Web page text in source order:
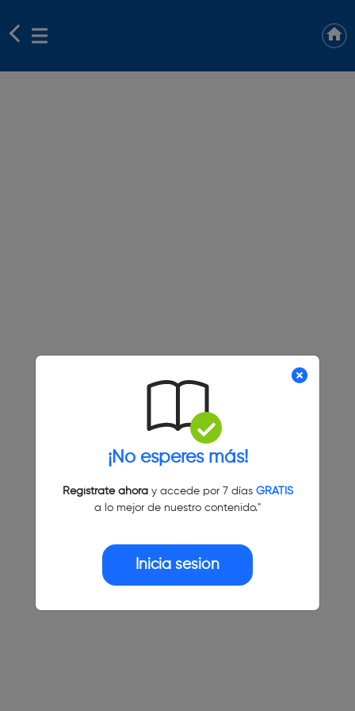
¡No esperes más!
Regístrate ahoray accede por 7 días GRATIS
a lo mejor de nuestro contenido."
Inicia sesión